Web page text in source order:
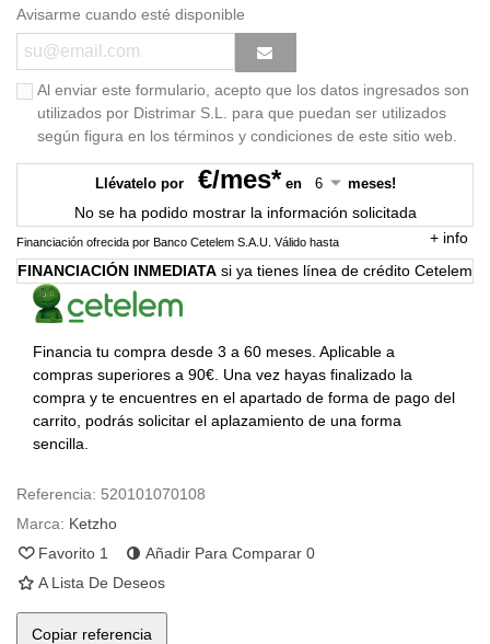
Avisarme cuando esté disponible
Al enviar este formulario, acepto que los datos ingresados son
utilizados por Distrimar S.L. para que puedan ser utilizados
según figura en los términos y condiciones de este sitio web.
Llévatelo por €/mes*en meses!
No se ha podido mostrar la información solicitada
Financiación ofrecida por Banco Cetelem S.A.U. Válido hasta + info
FINANCIACIÓN INMEDIATA si ya tienes línea de crédito Cetelem
Financia tu compra desde 3 a 60 meses. Aplicable a
compras superiores a 90€. Una vez hayas finalizado la
compra y te encuentres en el apartado de forma de pago del
carrito, podrás solicitar el aplazamiento de una forma
sencilla.
Referencia: 520101070108
Marca: Ketzho
Favorito 1 Añadir Para Comparar 0
A Lista De Deseos
Copiar referencia